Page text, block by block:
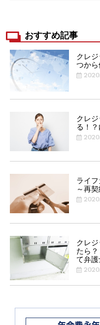
おすすめ記事
クレ
つから
クレ
る！
ライ
～再
クレ
たら
て弁